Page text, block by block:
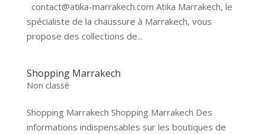
contact@atika-marrakech.com Atika Marrakech, le
spécialiste de la chaussure à Marrakech, vous
propose des collections de...
Shopping Marrakech
Non classé
Shopping Marrakech Shopping Marrakech Des
informations indispensables sur les boutiques de